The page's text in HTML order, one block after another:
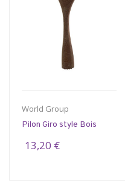
World Group
Pilon Giro style Bois
13,20 €